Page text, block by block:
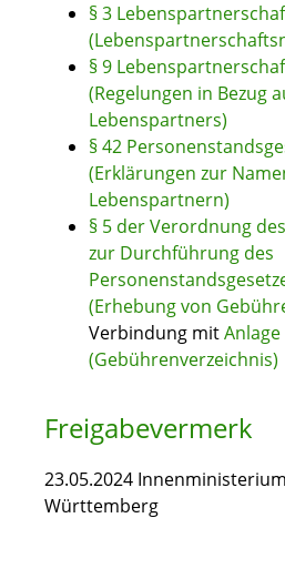
§ 3
§ 9
(Regelungen in Bezug
Lebenspartners)
§ 42
(Erklärungen zur
Lebenspartnern)
§ 5 der Verordnung
zur Durchführung des
(Erhebung von
Verbindung mitAnlage
(Gebührenverzeichnis)
Freigabevermerk
23.05.2024
Württemberg